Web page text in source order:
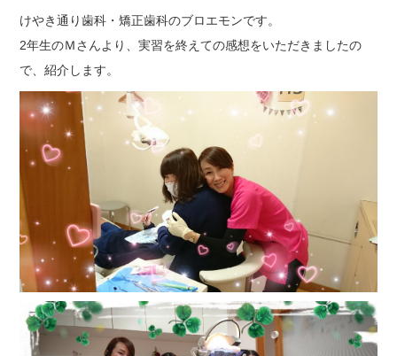
けやき通り歯科・矯正歯科のブロエモンです。
2年生のＭさんより、実習を終えての感想をいただきましたの
で、紹介します。